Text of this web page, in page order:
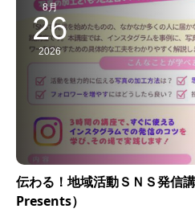
8月
26
2026
伝わる！地域活動ＳＮＳ発信
Presents）